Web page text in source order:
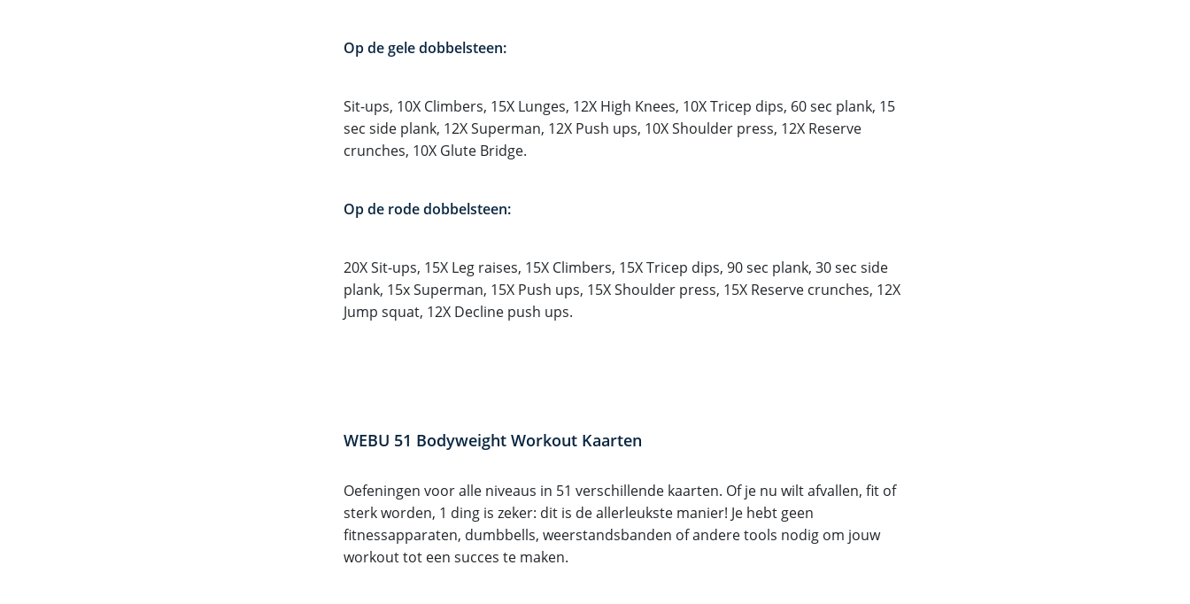
Op de gele dobbelsteen:
Sit-ups, 10X Climbers, 15X Lunges, 12X High Knees, 10X Tricep dips, 60 sec plank, 15
sec side plank, 12X Superman, 12X Push ups, 10X Shoulder press, 12X Reserve
crunches, 10X Glute Bridge.
Op de rode dobbelsteen:
20X Sit-ups, 15X Leg raises, 15X Climbers, 15X Tricep dips, 90 sec plank, 30 sec side
plank, 15x Superman, 15X Push ups, 15X Shoulder press, 15X Reserve crunches, 12X
Jump squat, 12X Decline push ups.
WEBU 51 Bodyweight Workout Kaarten
Oefeningen voor alle niveaus in 51 verschillende kaarten. Of je nu wilt afvallen, fit of
sterk worden, 1 ding is zeker: dit is de allerleukste manier! Je hebt geen
fitnessapparaten, dumbbells, weerstandsbanden of andere tools nodig om jouw
workout tot een succes te maken.